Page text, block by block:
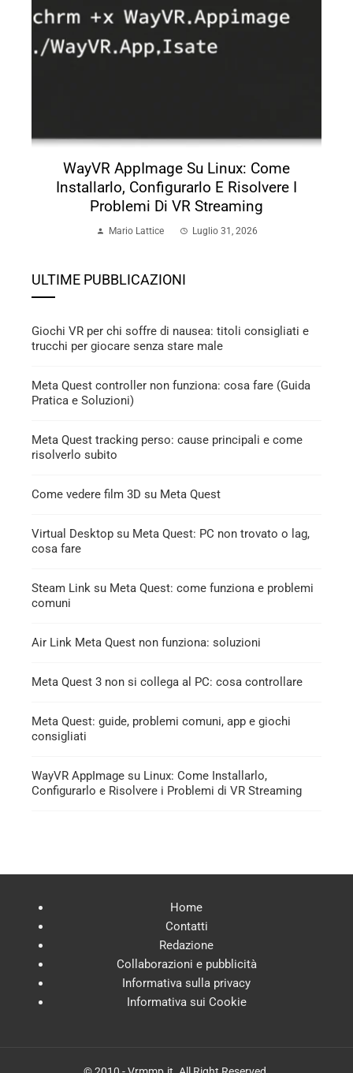
WayVR AppImage Su Linux: Come
Installarlo, Configurarlo E Risolvere I
Problemi Di VR Streaming
Mario Lattice Luglio 31, 2026
ULTIME PUBBLICAZIONI
Giochi VR per chi soffre di nausea: titoli consigliati e
trucchi per giocare senza stare male
Meta Quest controller non funziona: cosa fare (Guida
Pratica e Soluzioni)
Meta Quest tracking perso: cause principali e come
risolverlo subito
Come vedere film 3D su Meta Quest
Virtual Desktop su Meta Quest: PC non trovato o lag,
cosa fare
Steam Link su Meta Quest: come funziona e problemi
comuni
Air Link Meta Quest non funziona: soluzioni
Meta Quest 3 non si collega al PC: cosa controllare
Meta Quest: guide, problemi comuni, app e giochi
consigliati
WayVR AppImage su Linux: Come Installarlo,
Configurarlo e Risolvere i Problemi di VR Streaming
Home
Contatti
Redazione
Collaborazioni e pubblicità
Informativa sulla privacy
Informativa sui Cookie